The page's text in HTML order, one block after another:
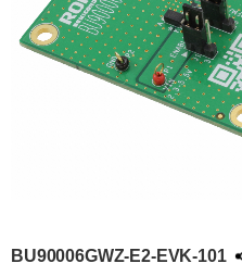
BU90006GWZ-E2-EVK-101